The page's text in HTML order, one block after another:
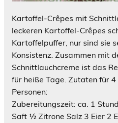
Kartoffel-Crêpes mit
leckeren Kartoffel-Crêpes
Kartoffelpuffer, nur sind sie
Konsistenz. Zusammen mit
Schnittlauchcreme ist das
für heiße Tage. Zutaten für 4
Zubereitungszeit: ca. 1
Saft ½ Zitrone Salz 3 Eier 2